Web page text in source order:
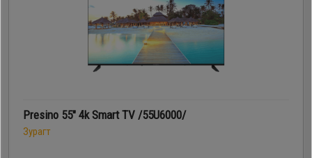
Presino 55" 4k Smart TV /55U6000/
Зурагт